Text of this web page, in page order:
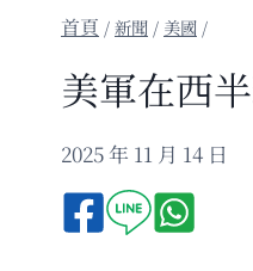
/新聞 / 美國 /
美軍在西
2025 年 11 月 14 日